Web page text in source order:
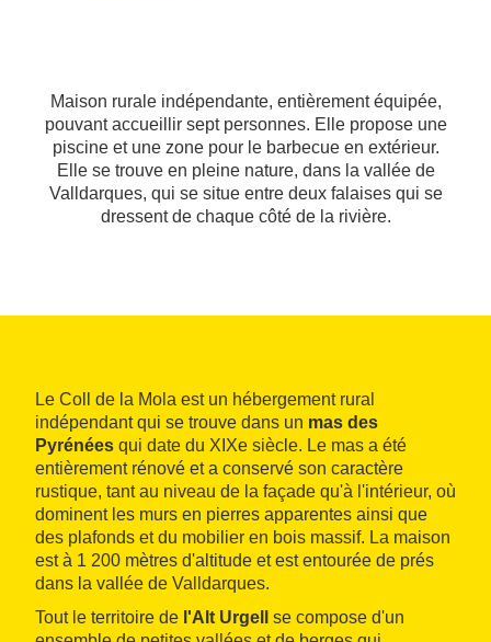
Maison rurale indépendante, entièrement équipée,
pouvant accueillir sept personnes. Elle propose une
piscine et une zone pour le barbecue en extérieur.
Elle se trouve en pleine nature, dans la vallée de
Valldarques, qui se situe entre deux falaises qui se
dressent de chaque côté de la rivière.
Le Coll de la Mola est un hébergement rural
indépendant qui se trouve dans un mas des
Pyrénées qui date du XIXe siècle. Le mas a été
entièrement rénové et a conservé son caractère
rustique, tant au niveau de la façade qu'à l'intérieur, où
dominent les murs en pierres apparentes ainsi que
des plafonds et du mobilier en bois massif. La maison
est à 1 200 mètres d'altitude et est entourée de prés
dans la vallée de Valldarques.
Tout le territoire de l'Alt Urgell
se compose d'un